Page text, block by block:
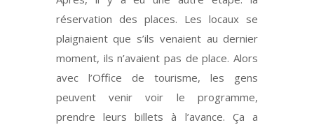
réservation des places. Les locaux se
plaignaient que s’ils venaient au dernier
moment, ils n’avaient pas de place. Alors
avec l’Office de tourisme, les gens
peuvent venir voir le programme,
prendre leurs billets à l’avance. Ça a